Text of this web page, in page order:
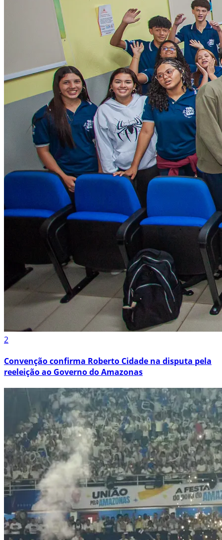
2
Convenção confirma Roberto Cidade na disputa pela
reeleição ao Governo do Amazonas